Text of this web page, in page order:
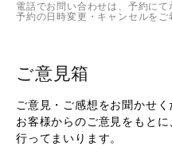
電話でお問い合わせは、予約にて
予約の日時変更・キャンセルをご
ご意見箱
ご意見・ご感想をお聞かせく
お客様からのご意見をもと
行ってまいります。